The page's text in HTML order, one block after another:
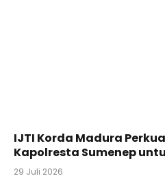
IJTI Korda Madura
Kapolresta Sumenep
29 Juli 2026